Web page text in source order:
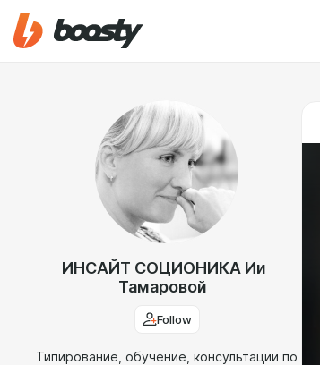
ИНСАЙТ СОЦИОНИКА Ии
Тамаровой
Follow
Типирование, обучение, консультации по